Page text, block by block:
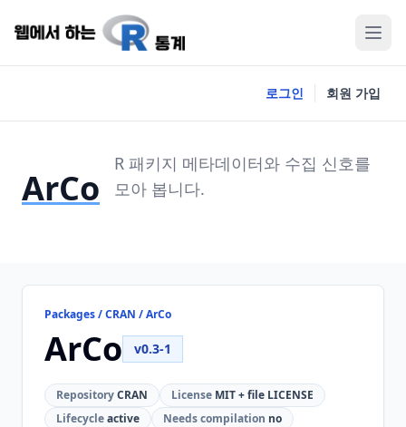
로그인 회원 가입
ArCo
R 패키지 메타데이터와 수집 신호를
모아 봅니다.
Packages / CRAN / ArCo
ArCo v0.3-1
RepositoryCRAN License MIT + file LICENSE
Lifecycleactive Needs compilation no